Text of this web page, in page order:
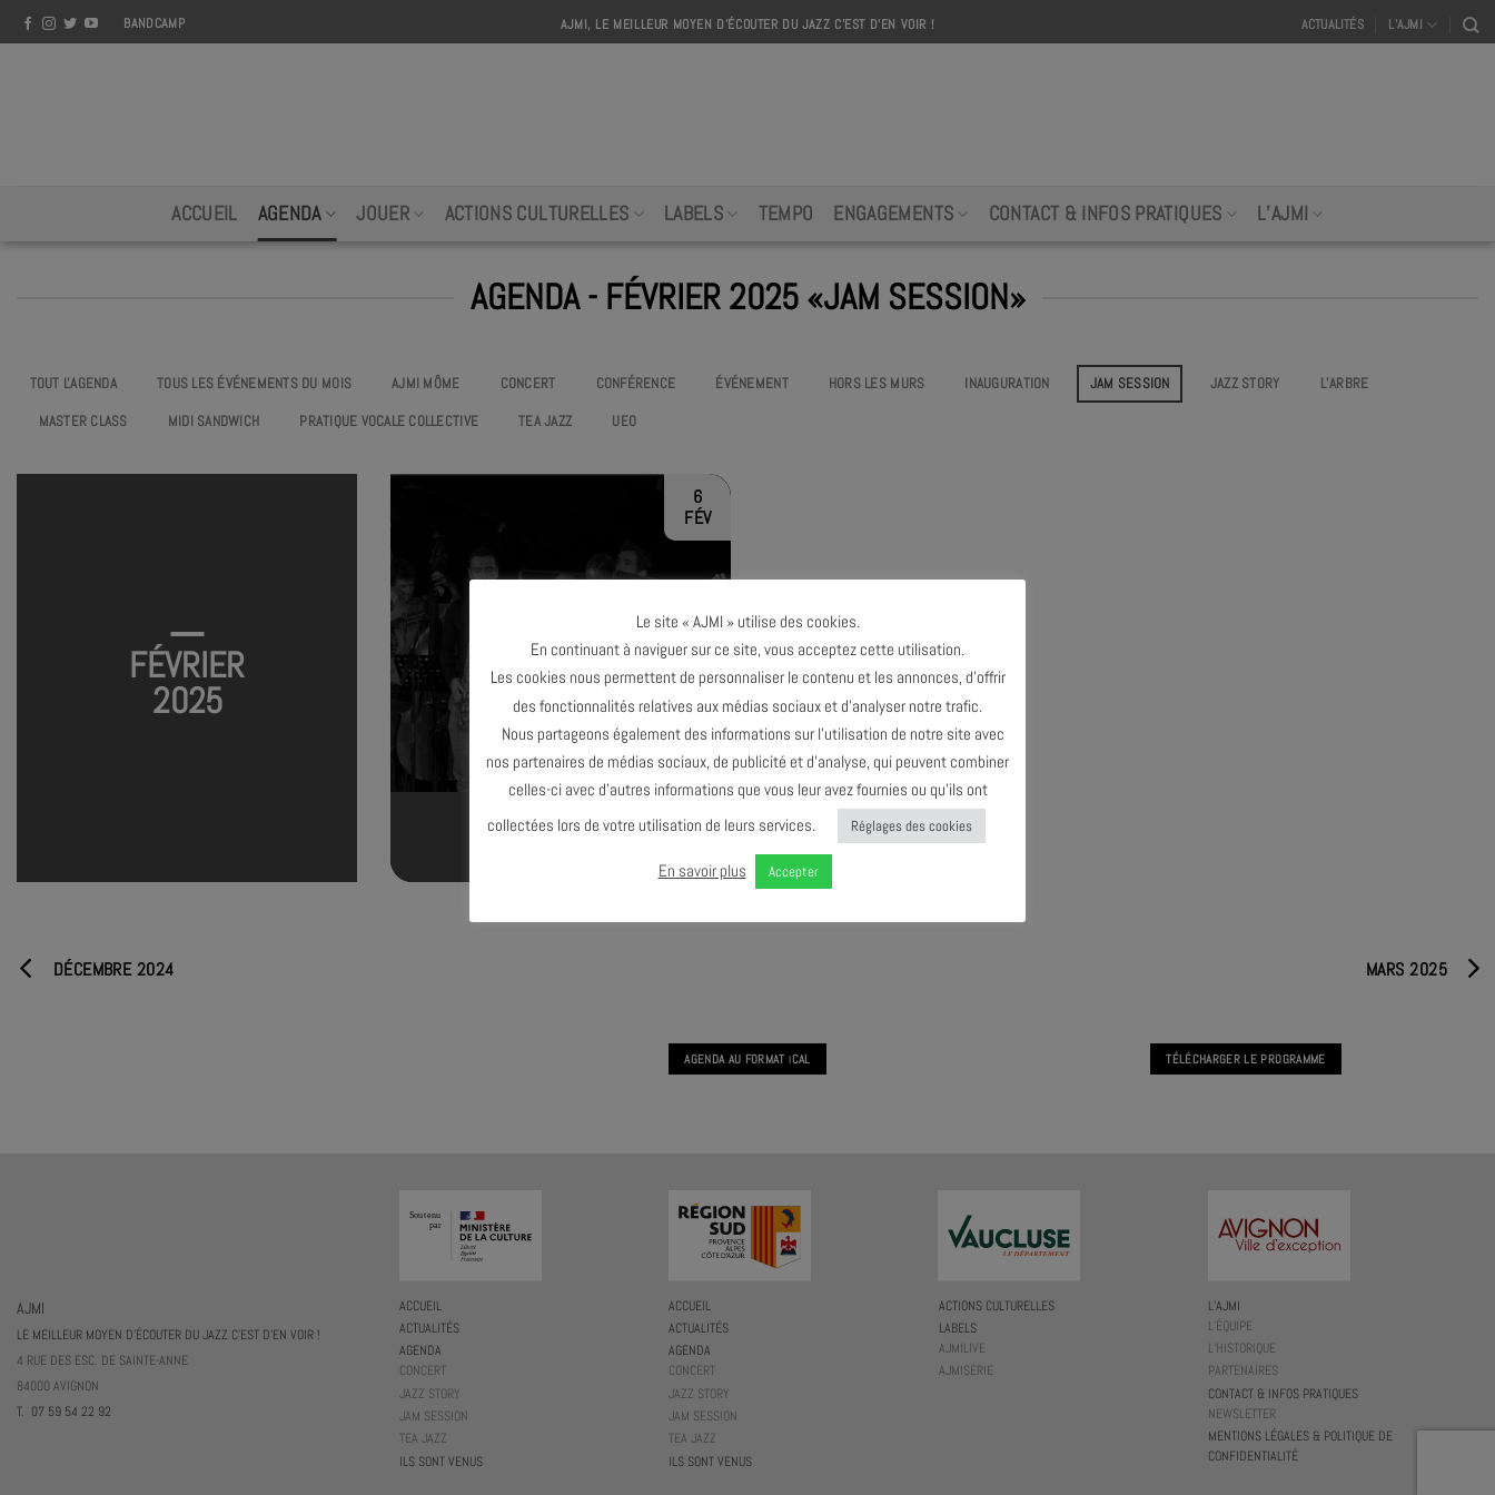
Skip
to
BANDCAMP AJMI, LE MEILLEUR MOYEN D'ÉCOUTER DU JAZZ C'EST D'EN VOIR ! ACTUALITÉS L’AJMI
ACCUEIL AGENDA JOUER ACTIONS CULTURELLES LABELS TEMPO ENGAGEMENTS CONTACT & INFOS PRATIQUES L’AJMI
AGENDA - FÉVRIER 2025 «JAM SESSION»
TOUT L'AGENDA TOUS LES ÉVÉNEMENTS DU MOIS AJMI MÔME CONCERT CONFÉRENCE ÉVÉNEMENT HORS LES MURS INAUGURATION JAM SESSION JAZZ STORY
L’ARBRE
MASTER CLASS
MIDI SANDWICH PRATIQUE VOCALE COLLECTIVE TEA JAZZ UEO
FÉVRIER
2025
6
FÉV
JAM SESSION #4
TERMINÉ
DÉCEMBRE 2024 MARS 2025
AGENDA AU FORMATICAL TÉLÉCHARGER LE PROGRAMME
AJMI
LE MEILLEUR MOYEN D'ÉCOUTER DU JAZZ C'EST D'EN VOIR !
4 RUE DES ESC. DE SAINTE-ANNE
84000 AVIGNON
T. 07 59 54 22 92
ACCUEIL
ACTUALITÉS
AGENDA
CONCERT
JAZZ STORY
JAM SESSION
TEA JAZZ
ILS SONT VENUS
ACCUEIL
ACTUALITÉS
AGENDA
CONCERT
JAZZ STORY
JAM SESSION
TEA JAZZ
ILS SONT VENUS
ACTIONS CULTURELLES
LABELS
AJMILIVE
AJMISÉRIE
L’AJMI
L’ÉQUIPE
L’HISTORIQUE
PARTENAIRES
CONTACT & INFOS PRATIQUES
NEWSLETTER
MENTIONS LÉGALES & POLITIQUE DE
CONFIDENTIALITÉ
Le site « AJMI » utilise des cookies.
En continuant à naviguer sur ce site, vous acceptez cette utilisation.
Les cookies nous permettent de personnaliser le contenu et les annonces, d’offrir
des fonctionnalités relatives aux médias sociaux et d’analyser notre trafic.
Nous partageons également des informations sur l’utilisation de notre site avec
nos partenaires de médias sociaux, de publicité et d’analyse, qui peuvent combiner
celles-ci avec d’autres informations que vous leur avez fournies ou qu’ils ont
collectées lors de votre utilisation de leurs services.
Réglages des cookies
En savoir plus Accepter